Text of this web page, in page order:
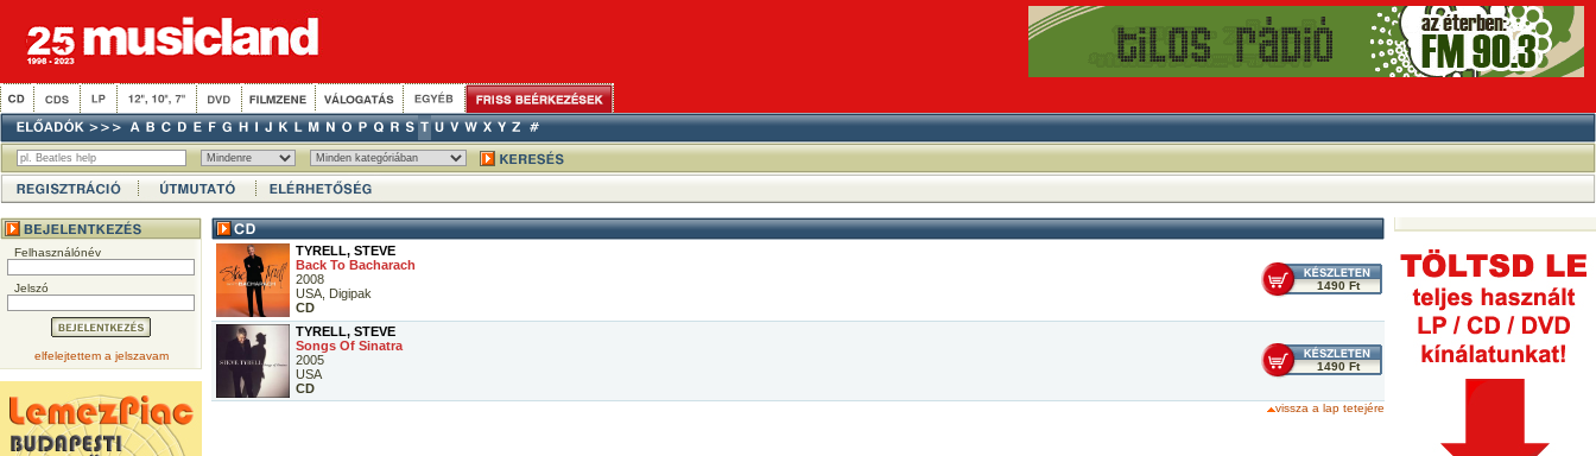
Felhasználónév
Jelszó
elfelejtettem a jelszavam
TYRELL, STEVE
Back To Bacharach
2008
USA, Digipak
CD
1490 Ft
TYRELL, STEVE
Songs Of Sinatra
2005
USA
CD
1490 Ft
vissza a lap tetejére